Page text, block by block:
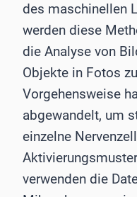
des maschinellen
werden diese
die Analyse von
Objekte in Fotos
Vorgehensweise
abgewandelt, um
einzelne
verwenden die